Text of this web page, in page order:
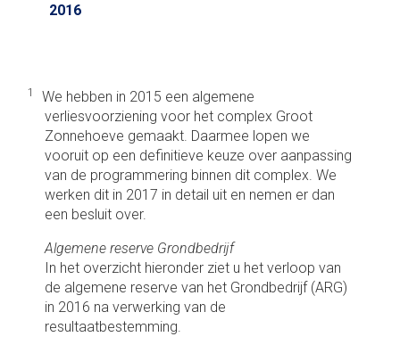
2016
1We hebben in 2015 een algemene
verliesvoorziening voor het complex Groot
Zonnehoeve gemaakt. Daarmee lopen we
vooruit op een definitieve keuze over aanpassing
van de programmering binnen dit complex. We
werken dit in 2017 in detail uit en nemen er dan
een besluit over.
Algemene reserve Grondbedrijf
In het overzicht hieronder ziet u het verloop van
de algemene reserve van het Grondbedrijf (ARG)
in 2016 na verwerking van de
resultaatbestemming.